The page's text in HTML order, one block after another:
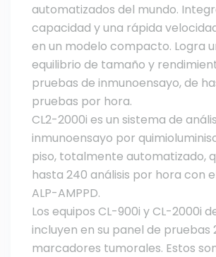
automatizados del mundo.
capacidad y una rápida
en un modelo compacto. Logra
equilibrio de tamaño y
pruebas de inmunoensayo, de
pruebas por hora.
CL2-2000i es un sistema de
inmunoensayo por
piso, totalmente automatizado,
hasta 240 análisis por hora con
ALP-AMPPD.
Los equipos CL-900i y CL-2000i
incluyen en su panel de pruebas
marcadores tumorales. Estos